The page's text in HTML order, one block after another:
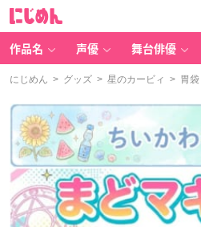
作品名 声優 舞台俳優
にじめん > グッズ > 星のカービィ > 胃袋